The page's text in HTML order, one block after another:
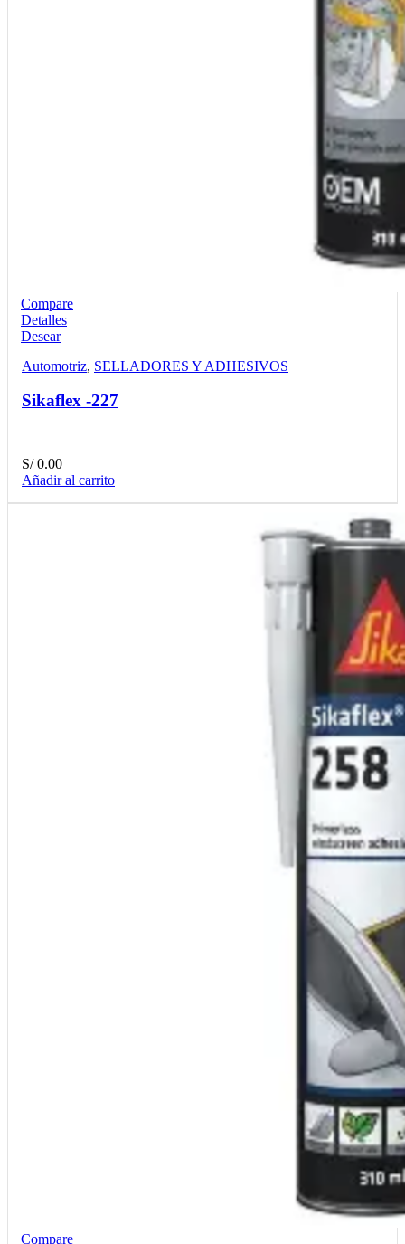
Compare
Detalles
Desear
Automotriz, SELLADORES Y ADHESIVOS
Sikaflex -227
S/0.00
Añadir al carrito
Compare